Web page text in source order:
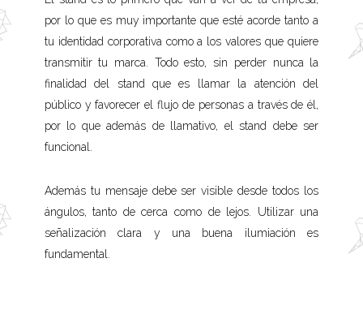
por lo que es muy importante que esté acorde tanto a
tu identidad corporativa como a los valores que quiere
transmitir tu marca. Todo esto, sin perder nunca la
finalidad del stand que es llamar la atención del
público y favorecer el flujo de personas a través de él,
por lo que además de llamativo, el stand debe ser
funcional.
Además tu mensaje debe ser visible desde todos los
ángulos, tanto de cerca como de lejos. Utilizar una
señalización clara y una buena ilumiación es
fundamental.